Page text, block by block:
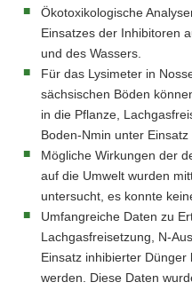
Ökotoxikologische
Einsatzes der Inhibitoren
und des Wassers.
Für das Lysimeter in
sächsischen Böden
in die Pflanze,
Boden-Nmin unter
Mögliche Wirkungen der
auf die Umwelt wurden
untersucht, es konnte
Umfangreiche Daten zu
Lachgasfreisetzung, N-
Einsatz inhibierter
werden. Diese Daten